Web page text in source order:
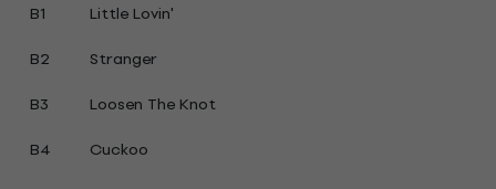
B1
Little Lovin'
B2
Stranger
B3
Loosen The Knot
B4
Cuckoo